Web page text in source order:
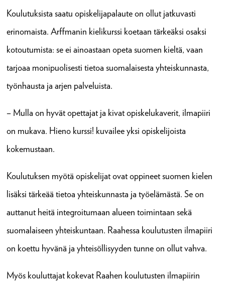
Koulutuksista saatu opiskelijapalaute on ollut jatkuvasti
erinomaista. Arffmanin kielikurssi koetaan tärkeäksi osaksi
kotoutumista: se ei ainoastaan opeta suomen kieltä, vaan
tarjoaa monipuolisesti tietoa suomalaisesta yhteiskunnasta,
työnhausta ja arjen palveluista.
– Mulla on hyvät opettajat ja kivat opiskelukaverit, ilmapiiri
on mukava. Hieno kurssi! kuvailee yksi opiskelijoista
kokemustaan.
Koulutuksen myötä opiskelijat ovat oppineet suomen kielen
lisäksi tärkeää tietoa yhteiskunnasta ja työelämästä. Se on
auttanut heitä integroitumaan alueen toimintaan sekä
suomalaiseen yhteiskuntaan. Raahessa koulutusten ilmapiiri
on koettu hyvänä ja yhteisöllisyyden tunne on ollut vahva.
Myös kouluttajat kokevat Raahen koulutusten ilmapiirin